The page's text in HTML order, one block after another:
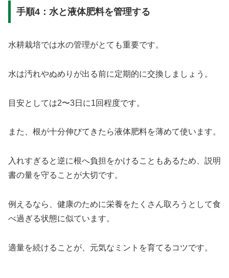
手順4：水と液体肥料を管理する
水耕栽培では水の管理がとても重要です。
水は汚れやぬめりが出る前に定期的に交換しましょう。
目安としては2〜3日に1回程度です。
また、根が十分伸びてきたら液体肥料を薄めて使います。
入れすぎると逆に根へ負担をかけることもあるため、説明
書の量を守ることが大切です。
例えるなら、健康のために栄養をたくさん取ろうとして食
べ過ぎる状態に似ています。
適量を続けることが、元気なミントを育てるコツです。